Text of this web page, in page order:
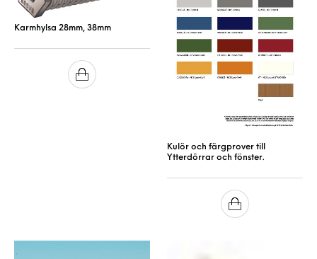
Karmhylsa 28mm, 38mm
Kulör och färgprover till
Ytterdörrar och fönster.